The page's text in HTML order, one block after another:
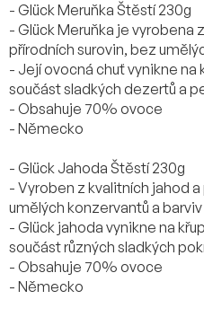
- Glück Meruňka Štěstí 230g
- Glück Meruňka je vyrobena
přírodních surovin, bez
- Její ovocná chuť vynikne
součást sladkých dezertů a
- Obsahuje 70% ovoce
- Německo
- Glück Jahoda Štěstí 230g
- Vyroben z kvalitních jahod
umělých konzervantů a barviv
- Glück jahoda vynikne na
součást různých sladkých
- Obsahuje 70% ovoce
- Německo